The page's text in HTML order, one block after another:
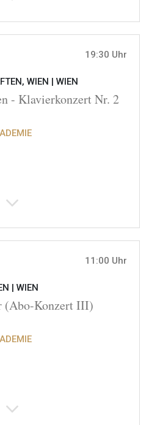
19:30 Uhr
WIEN | WIEN
- Klavierkonzert Nr. 2
11:00 Uhr
| WIEN
(Abo-Konzert III)